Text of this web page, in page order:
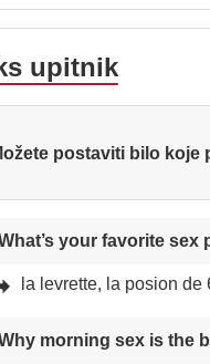
upitnik
postaviti bilo koje
your favorite sex
la levrette, la posion
morning sex is the